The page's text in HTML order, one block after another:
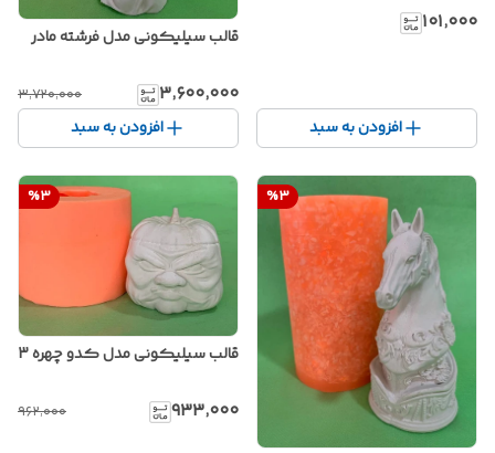
۱۰۱٬۰۰۰
افزودن به سبد
قالب سیلیکونی مدل فرشته مادر
۳٬۶۰۰٬۰۰۰ ۳٬۷۲۰٬۰۰۰
افزودن به سبد
%3
%3
قالب سیلیکونی مدل کدو چهره 3
۹۳۳٬۰۰۰ ۹۶۲٬۰۰۰